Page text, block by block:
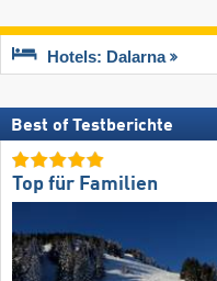
Hotels: Dalarna
Best of Testberichte
Top für Familien